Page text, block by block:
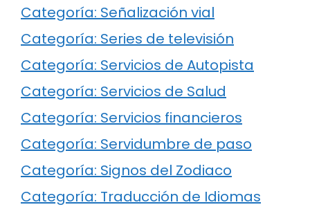
Categoría: Señalización vial
Categoría: Series de televisión
Categoría: Servicios de Autopista
Categoría: Servicios de Salud
Categoría: Servicios financieros
Categoría: Servidumbre de paso
Categoría: Signos del Zodiaco
Categoría: Traducción de Idiomas